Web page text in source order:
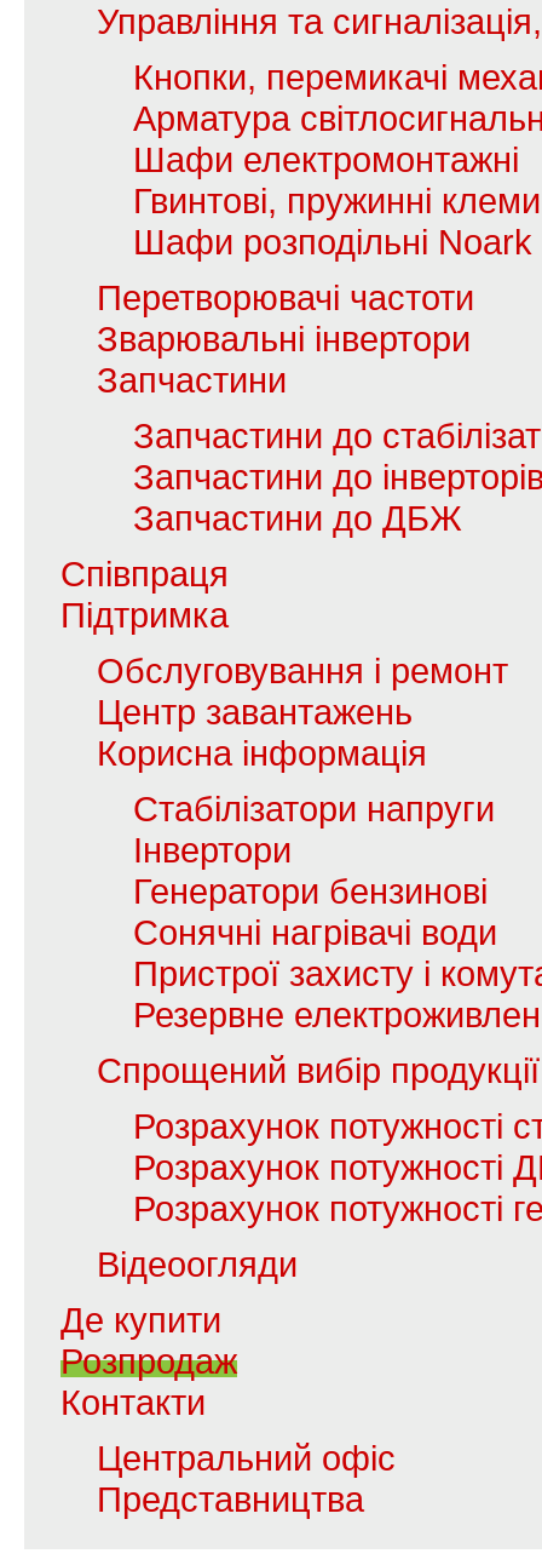
Управління та
Кнопки, перемикачі
Арматура
Шафи електромонтажні
Гвинтові, пружинні
Шафи розподільні Noark
Перетворювачі частоти
Зварювальні інвертори
Запчастини
Запчастини до
Запчастини до
Запчастини до ДБЖ
Співпраця
Підтримка
Обслуговування і ремонт
Центр завантажень
Корисна інформація
Стабілізатори напруги
Інвертори
Генератори бензинові
Сонячні нагрівачі води
Пристрої захисту і
Резервне
Спрощений вибір продукції
Розрахунок потужності
Розрахунок потужності
Розрахунок потужності
Відеоогляди
Де купити
Розпродаж
Контакти
Центральний офіс
Представництва